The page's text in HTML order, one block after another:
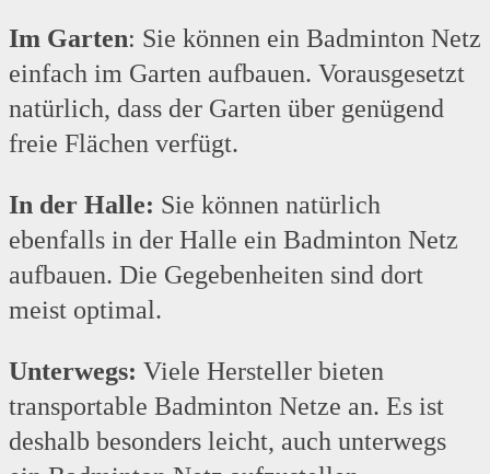
Im Garten: Sie können ein Badminton Netz
einfach im Garten aufbauen. Vorausgesetzt
natürlich, dass der Garten über genügend
freie Flächen verfügt.
In der Halle: Sie können natürlich
ebenfalls in der Halle ein Badminton Netz
aufbauen. Die Gegebenheiten sind dort
meist optimal.
Unterwegs: Viele Hersteller bieten
transportable Badminton Netze an. Es ist
deshalb besonders leicht, auch unterwegs